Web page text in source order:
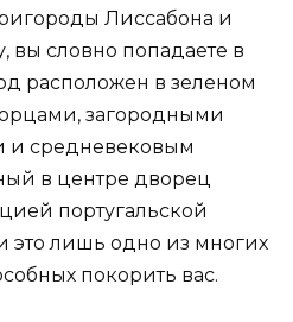
Лиссабона и
вы словно попадаете в
расположен в зеленом
загородными
и средневековым
в центре дворец
португальской
это лишь одно из многих
покорить вас.